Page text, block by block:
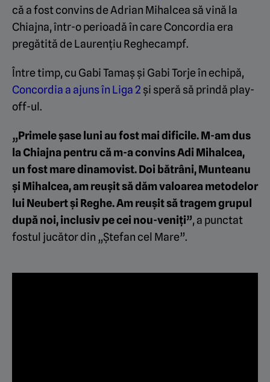
că a fost convins de Adrian Mihalcea să vină la
Chiajna, într-o perioadă în care Concordia era
pregătită de Laurențiu Reghecampf.
Între timp, cu Gabi Tamaș și Gabi Torje în echipă,
Concordia a ajuns în Liga 2 și speră să prindă play-
off-ul.
„Primele șase luni au fost mai dificile. M-am dus
la Chiajna pentru că m-a convins Adi Mihalcea,
un fost mare dinamovist. Doi bătrâni, Munteanu
și Mihalcea, am reușit să dăm valoarea metodelor
lui Neubert și Reghe. Am reușit să tragem grupul
după noi, inclusiv pe cei nou-veniți”, a punctat
fostul jucător din „Ștefan cel Mare”.